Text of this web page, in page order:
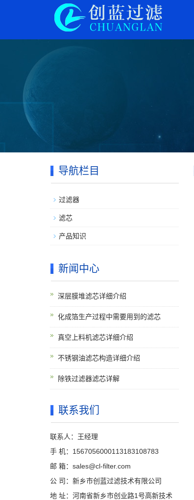
导航栏目
过滤器
滤芯
产品知识
新闻中心
深层膜堆滤芯详细介绍
化成箔生产过程中需要用到的滤芯
真空上料机滤芯详细介绍
不锈钢油滤芯构造详细介绍
除铁过滤器滤芯详解
联系我们
联系人：王经理
手 机：1567056000113183108783
邮 箱：sales@cl-filter.com
公 司：新乡市创蓝过滤技术有限公司
地 址：河南省新乡市创业路1号高新技术